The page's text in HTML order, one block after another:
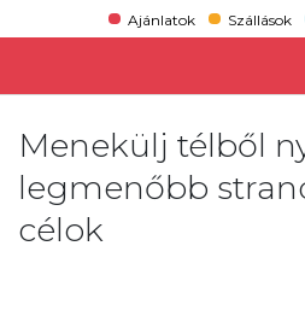
Ajánlatok Szállások
Menekülj télből
legmenőbb
célok